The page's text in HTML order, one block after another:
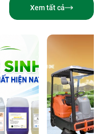
Xem tất cả